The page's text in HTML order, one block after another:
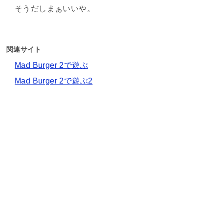
そうだしまぁいいや。
関連サイト
Mad Burger 2で遊ぶ
Mad Burger 2で遊ぶ2